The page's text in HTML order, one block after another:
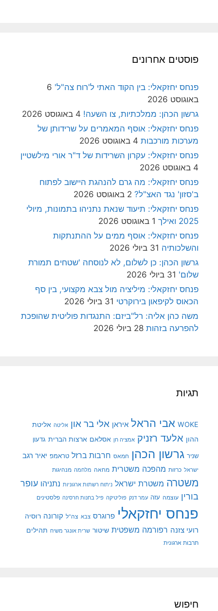
פוסטים אחרונים
פנחס יחזקאלי: בין הקוד האתי ל'רוח צה"ל' 6
באוגוסט 2026
גרשון הכהן: ממלכתיות, צו השעה! 4 באוגוסט 2026
פנחס יחזקאלי: אוסף המאמרים על שרידותן של
מערכות מורכבות 4 באוגוסט 2026
פנחס יחזקאלי: עקרון השרידות של ד"ר אורי מילשטיין
4 באוגוסט 2026
פנחס יחזקאלי: מה גרם להנהגת היישוב לפתוח
ב'סזון' נגד האצ"ל? 2 באוגוסט 2026
פנחס יחזקאלי: תיעוד שנאת נתניהו בתמונות, מיולי
2025 ואילך
1 באוגוסט 2026
פנחס יחזקאלי: אוסף ממים על ההתנתקות
והשלכותיה 31 ביולי 2026
גרשון הכהן: כן לשלום, לא לנוסחה 'שטחים תמורת
שלום' 31 ביולי 2026
פנחס יחזקאלי: מיליציה מול צבא מקצועי, בין סף
הכאוס לקיפאון בירוקרטי 31 ביולי 2026
משה כהן אליה: רל"ביזם: התנגדות פוליטית שהופכת
להפרעה בזהות 28 ביולי 2026
תגיות
WOKE אבי הראל איראן אלי בר און אליטה אליטת
ההון אלעד רזניק אמציה חן אסלאם ארצות הברית גדעון
שניר גרשון הכהן חמאס חרבות ברזל טראמפ יאיר רגב
ישראל כרזות מהפכה משטרית מחאה מלחמה מנהיגות
משטרה משטרת ישראל ניתוח רשתות ארגוניות נתניהו עופר
בורין עוצמה עזה עמר דנק פוליטיקה פיל בחנות חרסינה פלסטינים
פנחס יחזקאלי פרוגרס צבא צה"ל קורונה רוסיה
רועי צזנה רפורמה משפטית שיטור שרית אונגר משיח תהילים
תרבות ארגונית
חיפוש